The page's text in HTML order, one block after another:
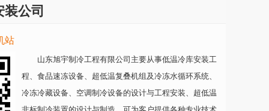
公司
站
山东旭宇制冷工程有限公司主要从事低温冷库安装工
程、食品速冻设备、超低温复叠机组及冷冻水循环系统、
冷冻冷藏设备、空调制冷设备的设计与工程安装、超低温